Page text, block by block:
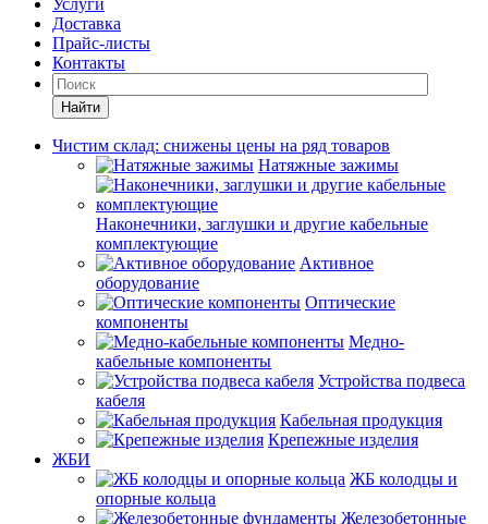
Услуги
Доставка
Прайс-листы
Контакты
Найти
Чистим склад: снижены цены на ряд товаров
Натяжные зажимы
Наконечники, заглушки и другие кабельные
комплектующие
Активное
оборудование
Оптические
компоненты
Медно-
кабельные компоненты
Устройства подвеса
кабеля
Кабельная продукция
Крепежные изделия
ЖБИ
ЖБ колодцы и
опорные кольца
Железобетонные